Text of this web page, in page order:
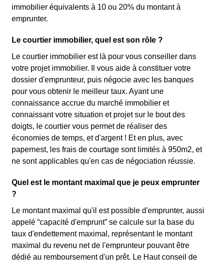
immobilier équivalents à 10 ou 20% du montant à
emprunter.
Le courtier immobilier, quel est son rôle ?
Le courtier immobilier est là pour vous conseiller dans
votre projet immobilier. Il vous aide à constituer votre
dossier d'emprunteur, puis négocie avec les banques
pour vous obtenir le meilleur taux. Ayant une
connaissance accrue du marché immobilier et
connaissant votre situation et projet sur le bout des
doigts, le courtier vous permet de réaliser des
économies de temps, et d'argent ! Et en plus, avec
papernest, les frais de courtage sont limités à 950m2, et
ne sont applicables qu'en cas de négociation réussie.
Quel est le montant maximal que je peux emprunter
?
Le montant maximal qu'il est possible d'emprunter, aussi
appelé “capacité d'emprunt” se calcule sur la base du
taux d'endettement maximal, représentant le montant
maximal du revenu net de l'emprunteur pouvant être
dédié au remboursement d'un prêt. Le Haut conseil de